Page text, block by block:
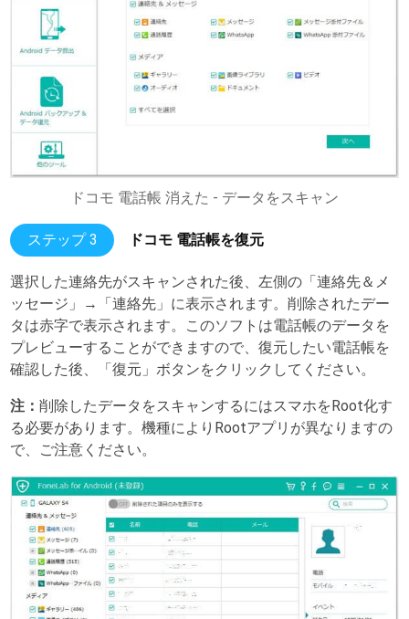
ドコモ 電話帳 消えた - データをスキャン
ステップ 3 ドコモ 電話帳を復元
選択した連絡先がスキャンされた後、左側の「連絡先＆メ
ッセージ」→「連絡先」に表示されます。削除されたデー
タは赤字で表示されます。このソフトは電話帳のデータを
プレビューすることができますので、復元したい電話帳を
確認した後、「復元」ボタンをクリックしてください。
注：削除したデータをスキャンするにはスマホをRoot化す
る必要があります。機種によりRootアプリが異なりますの
で、ご注意ください。